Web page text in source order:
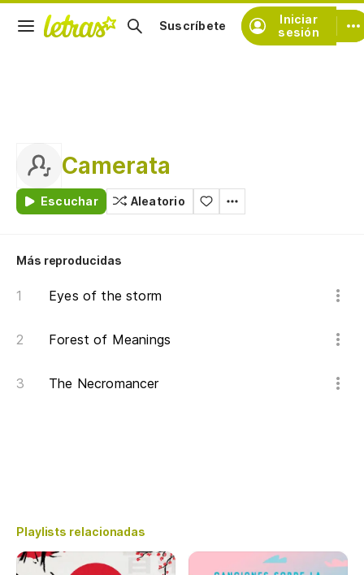
Iniciar
sesión
Suscríbete
Camerata
Escuchar Aleatorio
Más reproducidas
Eyes of the storm
Forest of Meanings
The Necromancer
Playlists relacionadas